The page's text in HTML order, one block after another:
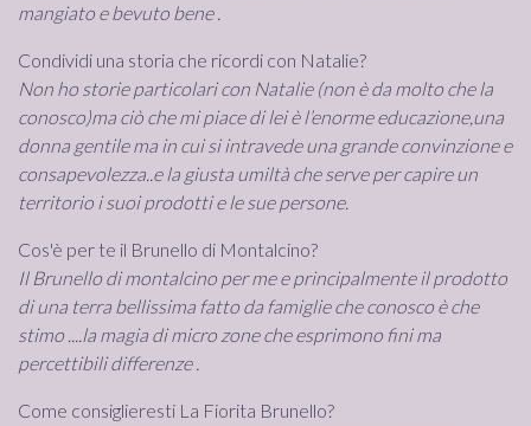
mangiato e bevuto bene .
Condividi una storia che ricordi con Natalie?
Non ho storie particolari con Natalie (non è da molto che la
conosco)ma ciò che mi piace di lei è l’enorme educazione,una
donna gentile ma in cui si intravede una grande convinzione e
consapevolezza..e la giusta umiltà che serve per capire un
territorio i suoi prodotti e le sue persone.
Cos'è per te il Brunello di Montalcino?
Il Brunello di montalcino per me e principalmente il prodotto
di una terra bellissima fatto da famiglie che conosco è che
stimo ....la magia di micro zone che esprimono fini ma
percettibili differenze .
Come consiglieresti La Fiorita Brunello?